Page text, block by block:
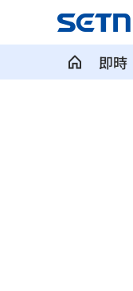
即時